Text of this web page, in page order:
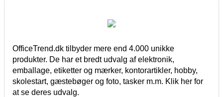
OfficeTrend.dk tilbyder mere end 4.000 unikke
produkter. De har et bredt udvalg af elektronik,
emballage, etiketter og mærker, kontorartikler, hobby,
skolestart, gæstebøger og foto, tasker m.m. Klik her for
at se deres udvalg.